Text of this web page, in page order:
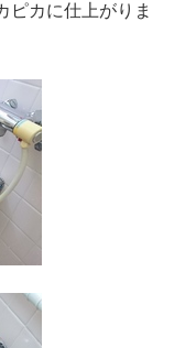
ピカに仕上がりま